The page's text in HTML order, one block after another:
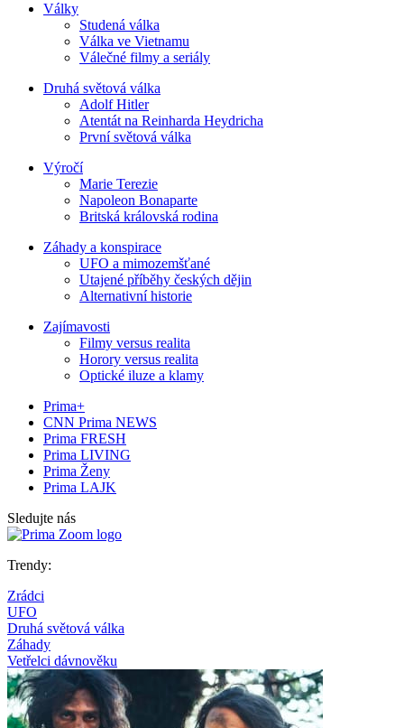
Války
Studená válka
Válka ve Vietnamu
Válečné filmy a seriály
Druhá světová válka
Adolf Hitler
Atentát na Reinharda Heydricha
První světová válka
Výročí
Marie Terezie
Napoleon Bonaparte
Britská královská rodina
Záhady a konspirace
UFO a mimozemšťané
Utajené příběhy českých dějin
Alternativní historie
Zajímavosti
Filmy versus realita
Horory versus realita
Optické iluze a klamy
Prima+
CNN Prima NEWS
Prima FRESH
Prima LIVING
Prima Ženy
Prima LAJK
Sledujte nás
Trendy:
Zrádci
UFO
Druhá světová válka
Záhady
Vetřelci dávnověku